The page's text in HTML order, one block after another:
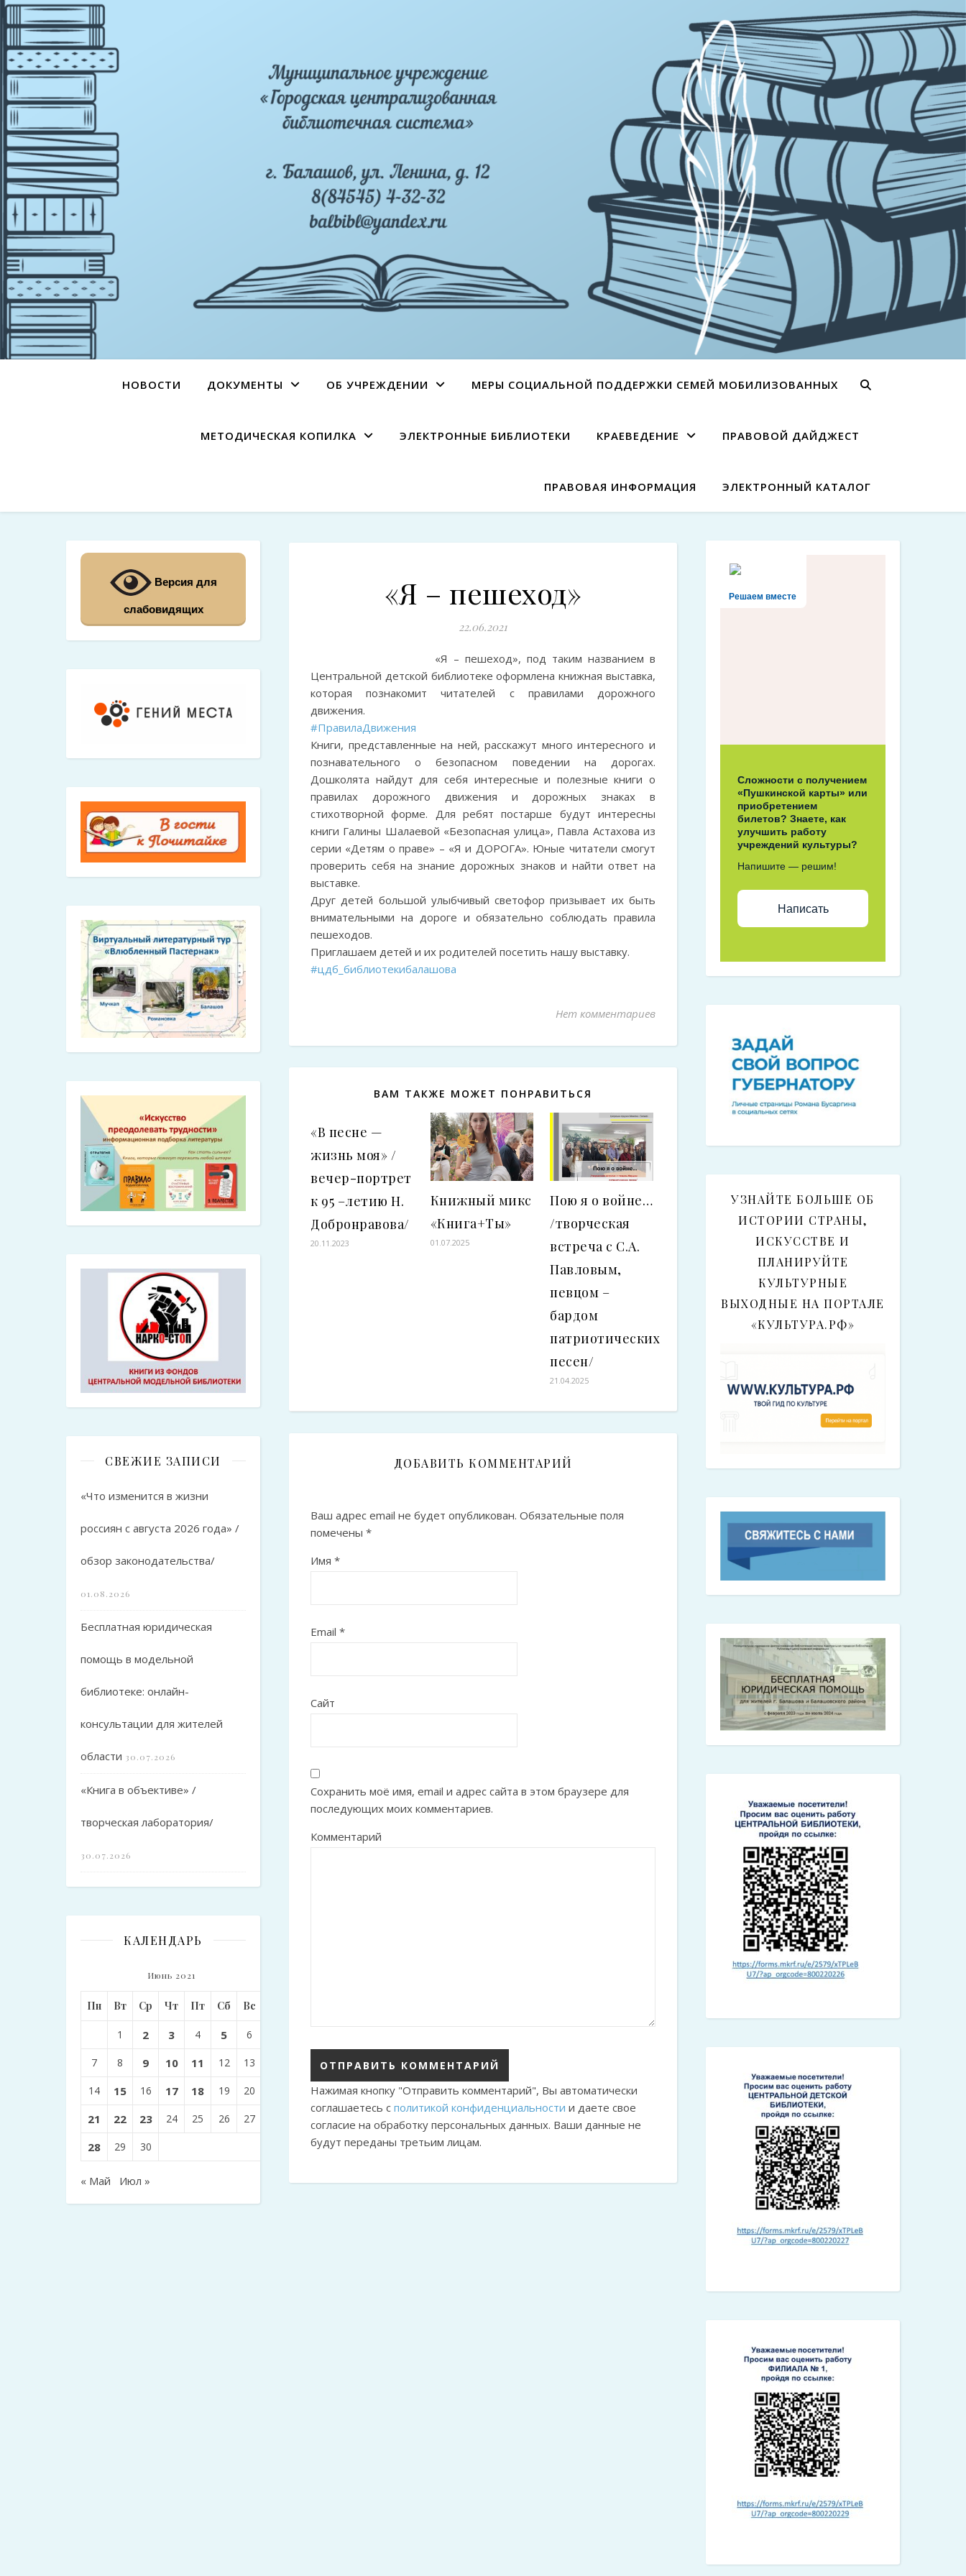
НОВОСТИ ДОКУМЕНТЫ ОБ УЧРЕЖДЕНИИ МЕРЫ СОЦИАЛЬНОЙ ПОДДЕРЖКИ СЕМЕЙ МОБИЛИЗОВАННЫХ
МЕТОДИЧЕСКАЯ КОПИЛКА ЭЛЕКТРОННЫЕ БИБЛИОТЕКИ КРАЕВЕДЕНИЕ ПРАВОВОЙ ДАЙДЖЕСТ
ПРАВОВАЯ ИНФОРМАЦИЯ ЭЛЕКТРОННЫЙ КАТАЛОГ
Версия для
слабовидящих
СВЕЖИЕ ЗАПИСИ
«Что изменится в жизни
россиян с августа 2026 года» /
обзор законодательства/
01.08.2026
Бесплатная юридическая
помощь в модельной
библиотеке: онлайн-
консультации для жителей
области 30.07.2026
«Книга в объективе» /
творческая лаборатория/
30.07.2026
КАЛЕНДАРЬ
Июнь 2021
Пн Вт Ср Чт Пт Сб Вс
1 2 3 4 5 6
7 8 9 10 11 12 13
14 15 16 17 18 19 20
21 22 23 24 25 26 27
28 29 30
« Май Июл »
«Я – пешеход»
22.06.2021
«Я – пешеход», под таким названием в
Центральной детской библиотеке оформлена книжная выставка,
которая познакомит читателей с правилами дорожного
движения.
#ПравилаДвижения
Книги, представленные на ней, расскажут много интересного и
познавательного о безопасном поведении на дорогах.
Дошколята найдут для себя интересные и полезные книги о
правилах дорожного движения и дорожных знаках в
стихотворной форме. Для ребят постарше будут интересны
книги Галины Шалаевой «Безопасная улица», Павла Астахова из
серии «Детям о праве» – «Я и ДОРОГА». Юные читатели смогут
проверить себя на знание дорожных знаков и найти ответ на
выставке.
Друг детей большой улыбчивый светофор призывает их быть
внимательными на дороге и обязательно соблюдать правила
пешеходов.
Приглашаем детей и их родителей посетить нашу выставку.
#цдб_библиотекибалашова
Нет комментариев
ВАМ ТАКЖЕ МОЖЕТ ПОНРАВИТЬСЯ
«В песне —
жизнь моя» /
вечер-портрет
к 95 –летию Н.
Добронравова/
20.11.2023
Книжный микс
«Книга+Ты»
01.07.2025
Пою я о войне…
/творческая
встреча с С.А.
Павловым,
певцом –
бардом
патриотических
песен/
21.04.2025
ДОБАВИТЬ КОММЕНТАРИЙ
Ваш адрес email не будет опубликован. Обязательные поля
помечены *
Имя *
Email *
Сайт
Сохранить моё имя, email и адрес сайта в этом браузере для
последующих моих комментариев.
Комментарий
Нажимая кнопку "Отправить комментарий", Вы автоматически
соглашаетесь с политикой конфиденциальности и даете свое
согласие на обработку персональных данных. Ваши данные не
будут переданы третьим лицам.
Решаем вместе
Сложности с получением
«Пушкинской карты» или
приобретением
билетов? Знаете, как
улучшить работу
учреждений культуры?
Напишите — решим!
Написать
УЗНАЙТЕ БОЛЬШЕ ОБ
ИСТОРИИ СТРАНЫ,
ИСКУССТВЕ И
ПЛАНИРУЙТЕ
КУЛЬТУРНЫЕ
ВЫХОДНЫЕ НА ПОРТАЛЕ
«КУЛЬТУРА.РФ»